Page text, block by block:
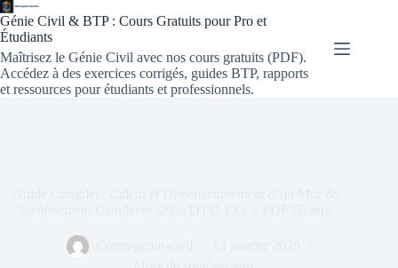
Génie Civil & BTP : Cours Gratuits pour Pro et
Étudiants
Maîtrisez le Génie Civil avec nos cours gratuits (PDF).
Accédez à des exercices corrigés, guides BTP, rapports
et ressources pour étudiants et professionnels.